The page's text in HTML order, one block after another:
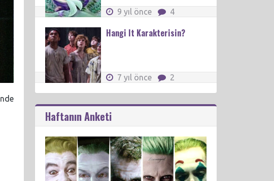
9 yıl önce 4
Hangi It Karakterisin?
7 yıl önce 2
Haftanın Anketi